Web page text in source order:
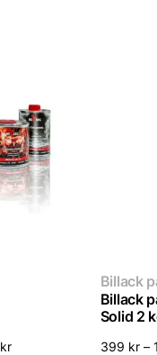
kr
Billack
Billack
Solid 2
399 kr–